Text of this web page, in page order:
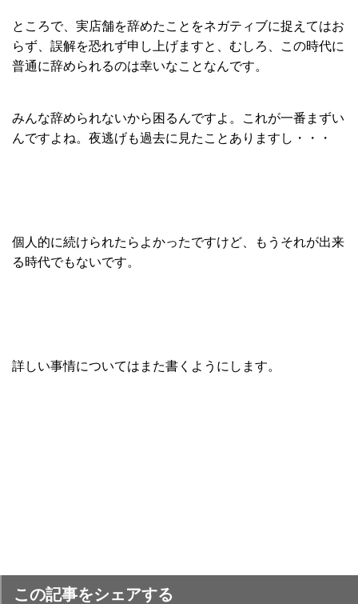
ところで、実店舗を辞めたことをネガティブに捉えてはお
らず、誤解を恐れず申し上げますと、むしろ、この時代に
普通に辞められるのは幸いなことなんです。
みんな辞められないから困るんですよ。これが一番まずい
んですよね。夜逃げも過去に見たことありますし・・・
個人的に続けられたらよかったですけど、もうそれが出来
る時代でもないです。
詳しい事情についてはまた書くようにします。
この記事をシェアする